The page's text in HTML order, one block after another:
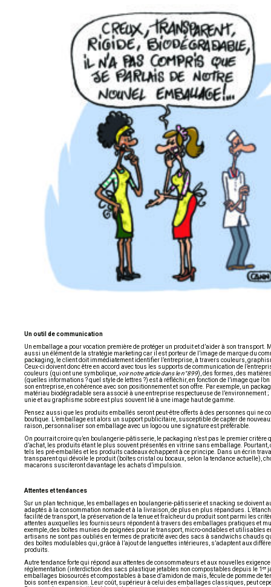
Un outil de communication
Un emballage a pour vocation première de protéger un produit et d’aider à son transport.
aussi un élément de la stratégie marketing car il est porteur de l’image de marque du
packaging, le client doit immédiatement identifier l’entreprise, à travers couleurs,
Ceux-ci doivent donc être en accord avec tous les supports de communication de
couleurs (qui ont une symbolique, voir notre article dans le n°899), des formes, des
(quelles informations ? quel style de lettres ?) est à réfléchir, en fonction de l’image que
son entreprise, en cohérence avec son positionnement et son offre. Par exemple, un
matériau biodégradable sera associé à une entreprise respectueuse de l’environnement ;
unie et au graphisme sobre est plus souvent lié à une image haut de gamme.
Pensez aussi que les produits emballés seront peut-être offerts à des personnes qui ne
boutique. L’emballage est alors un support publicitaire, susceptible de capter de
raison, personnaliser son emballage avec un logo ou une signature est préférable.
On pourrait croire qu’en boulangerie-pâtisserie, le packaging n’est pas le premier critère
d’achat, les produits étant le plus souvent présentés en vitrine sans emballage.
tels les pré-emballés et les produits cadeaux échappent à ce principe. Dans un écrin
transparent qui dévoile le produit (boîtes cristal ou bocaux, selon la tendance actuelle),
macarons susciteront davantage les achats d’impulsion.
Attentes et tendances
Sur un plan technique, les emballages en boulangerie-pâtisserie et snacking se doivent
adaptés à la consommation nomade et à la livraison, de plus en plus répandues.
facilité de transport, la préservation de la tenue et fraîcheur du produit sont parmi les
attentes auxquelles les fournisseurs répondent à travers des emballages pratiques et
exemple, des boîtes munies de poignées pour le transport, micro-ondables et utilisables
artisans ne sont pas oubliés en termes de praticité avec des sacs à sandwichs chauds
des boîtes modulables qui, grâce à l’ajout de languettes intérieures, s’adaptent aux
produits.
Autre tendance forte qui répond aux attentes de consommateurs et aux nouvelles
réglementation (interdiction des sacs plastique jetables non compostables depuis le 1 er
emballages biosourcés et compostables à base d’amidon de maïs, fécule de pomme de
bois sont en expansion. Leur coût, supérieur à celui des emballages classiques, peut